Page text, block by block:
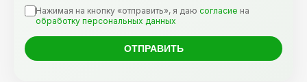
Нажимая на кнопку «отправить», я даю согласие на
обработку персональных данных